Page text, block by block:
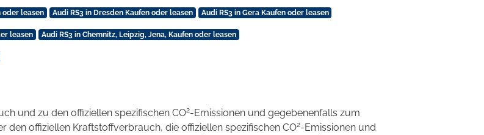
oder leasen Audi RS3 in Dresden Kaufen oder leasen Audi RS3 in Gera Kaufen oder leasen
leasen Audi RS3 in Chemnitz, Leipzig, Jena, Kaufen oder leasen
und zu den offiziellen spezifischen CO2-Emissionen und gegebenenfalls zum
offiziellen Kraftstoffverbrauch, die offiziellen spezifischen CO2-Emissionen und